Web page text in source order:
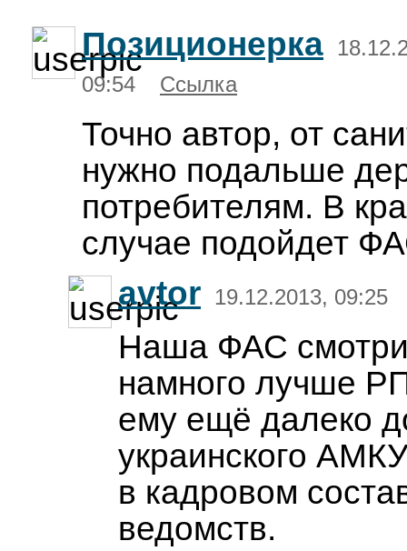
Позиционерка
09:54
Ссылка
Точно автор, от
нужно подальше
потребителям. В
случае подойдет
avtor
19.12.2013, 09:25
Наша ФАС
намного лучше
ему ещё далеко
украинского
в кадровом
ведомств.